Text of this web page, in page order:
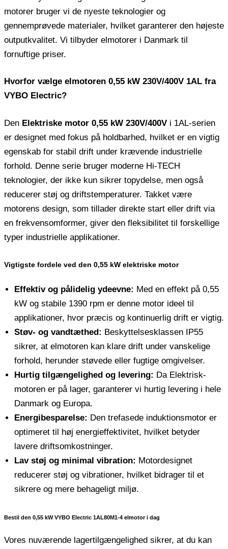
motorer bruger vi de nyeste teknologier og
gennemprøvede materialer, hvilket garanterer den højeste
outputkvalitet. Vi tilbyder elmotorer i Danmark til
fornuftige priser.
Hvorfor vælge elmotoren 0,55 kW 230V/400V 1AL fra
VYBO Electric?
Den Elektriske motor 0,55 kW 230V/400V i 1AL-serien
er designet med fokus på holdbarhed, hvilket er en vigtig
egenskab for stabil drift under krævende industrielle
forhold. Denne serie bruger moderne Hi-TECH
teknologier, der ikke kun sikrer topydelse, men også
reducerer støj og driftstemperaturer. Takket være
motorens design, som tillader direkte start eller drift via
en frekvensomformer, giver den fleksibilitet til forskellige
typer industrielle applikationer.
Vigtigste fordele ved den 0,55 kW elektriske motor
Effektiv og pålidelig ydeevne: Med en effekt på 0,55
kW og stabile 1390 rpm er denne motor ideel til
applikationer, hvor præcis og kontinuerlig drift er vigtig.
Støv- og vandtæthed: Beskyttelsesklassen IP55
sikrer, at elmotoren kan klare drift under vanskelige
forhold, herunder støvede eller fugtige omgivelser.
Hurtig tilgængelighed og levering: Da Elektrisk-
motoren er på lager, garanterer vi hurtig levering i hele
Danmark og Europa.
Energibesparelse: Den trefasede induktionsmotor er
optimeret til høj energieffektivitet, hvilket betyder
lavere driftsomkostninger.
Lav støj og minimal vibration: Motordesignet
reducerer støj og vibrationer, hvilket bidrager til et
sikrere og mere behageligt miljø.
Bestil den 0,55 kW VYBO Electric 1AL80M1-4 elmotor i dag
Vores nuværende lagertilgængelighed sikrer, at du kan